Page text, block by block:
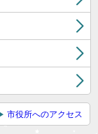
市役所へのアクセス